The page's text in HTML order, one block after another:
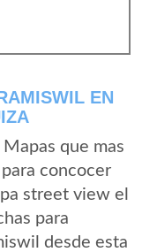
EN
que mas
concocer
street view el
para
desde esta